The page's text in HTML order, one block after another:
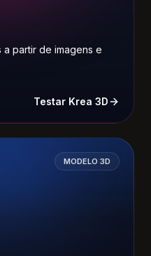
a partir de imagens e
Testar Krea 3D
MODELO 3D